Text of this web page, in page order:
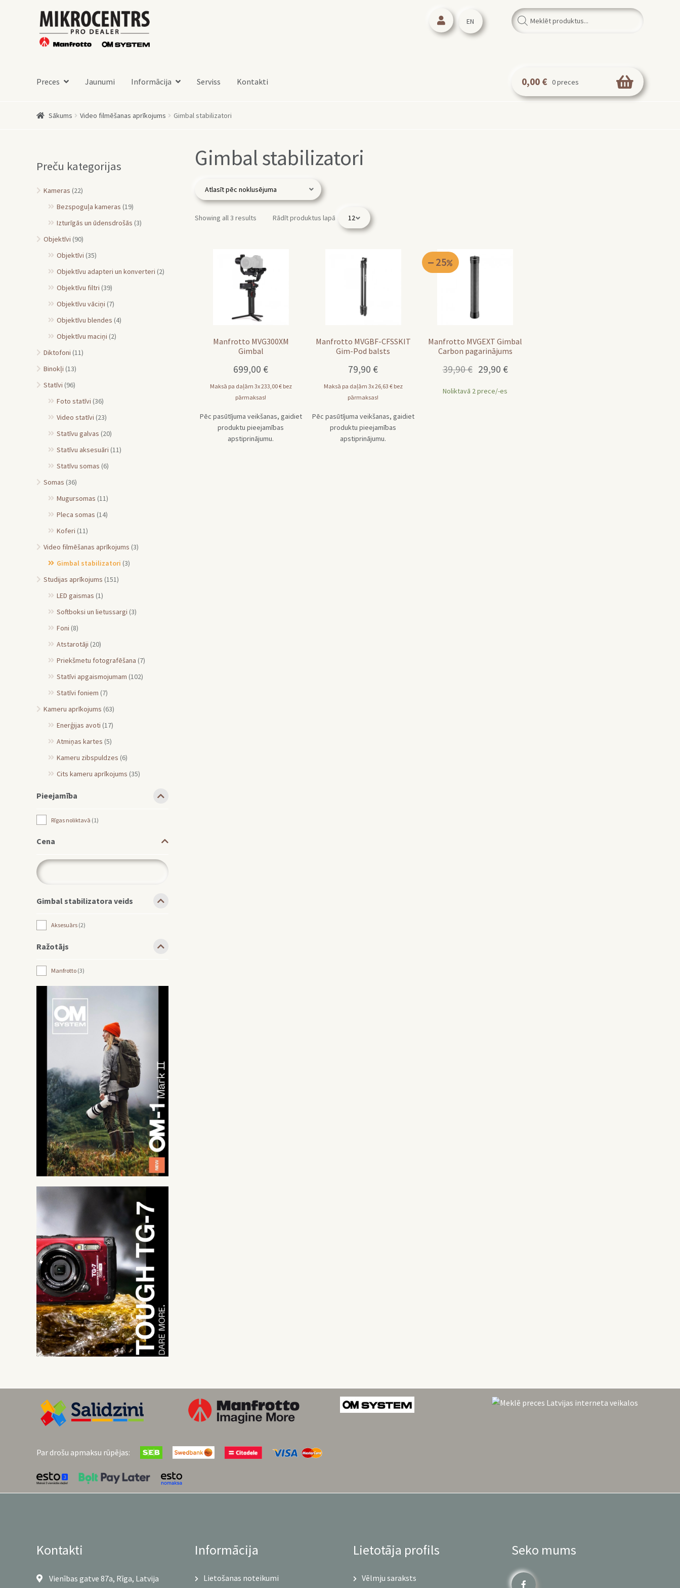
Skip
to
navigation
Skip
to
content
EN
Products
search
Preces Jaunumi Informācija Serviss Kontakti 0,00 € 0 preces
Sākums Video filmēšanas aprīkojums Gimbal stabilizatori
Gimbal stabilizatori
Showing all 3 results Rādīt produktus lapā
Manfrotto MVG300XM
Gimbal
699,00 €
Maksā pa daļām 3x233,00€bez
pārmaksas!
Pēc pasūtījuma veikšanas, gaidiet
produktu pieejamības
apstiprinājumu.
Manfrotto MVGBF-CFSSKIT
Gim-Pod balsts
79,90 €
Maksā pa daļām 3x26,63 €bez
pārmaksas!
Pēc pasūtījuma veikšanas, gaidiet
produktu pieejamības
apstiprinājumu.
Manfrotto MVGEXT Gimbal
Carbon pagarinājums
25
39,90€
Original
price
was:
29,90 €Current
Noliktavā 2 prece/-es
Preču kategorijas
Kameras (22)
Bezspoguļa kameras (19)
Izturīgās un ūdensdrošās (3)
Objektīvi (90)
Objektīvi (35)
Objektīvu adapteri un konverteri (2)
Objektīvu filtri (39)
Objektīvu vāciņi (7)
Objektīvu blendes (4)
Objektīvu maciņi (2)
Diktofoni (11)
Binokļi (13)
Statīvi (96)
Foto statīvi (36)
Video statīvi (23)
Statīvu galvas (20)
Statīvu aksesuāri (11)
Statīvu somas (6)
Somas (36)
Mugursomas (11)
Pleca somas (14)
Koferi (11)
Video filmēšanas aprīkojums (3)
Gimbal stabilizatori (3)
Studijas aprīkojums (151)
LED gaismas (1)
Softboksi un lietussargi (3)
Foni (8)
Atstarotāji (20)
Priekšmetu fotografēšana (7)
Statīvi apgaismojumam (102)
Statīvi foniem (7)
Kameru aprīkojums (63)
Enerģijas avoti (17)
Atmiņas kartes (5)
Kameru zibspuldzes (6)
Cits kameru aprīkojums (35)
Pieejamība
Rīgas noliktavā 1
Cena
Gimbal stabilizatora veids
Aksesuārs 2
Ražotājs
Manfrotto 3
Par drošu apmaksu rūpējas:
Kontakti
Vienības gatve 87a, Rīga, Latvija
Informācija
Lietošanas noteikumi
Lietotāja profils
Vēlmju saraksts
Seko mums